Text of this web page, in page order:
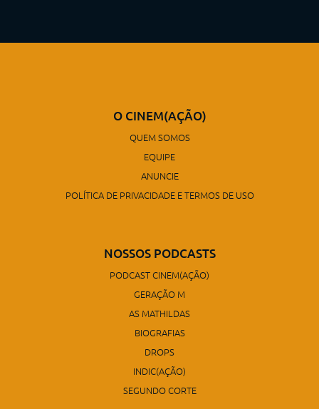
O CINEM(AÇÃO)
QUEM SOMOS
EQUIPE
ANUNCIE
POLÍTICA DE PRIVACIDADE E TERMOS DE USO
NOSSOS PODCASTS
PODCAST CINEM(AÇÃO)
GERAÇÃO M
AS MATHILDAS
BIOGRAFIAS
DROPS
INDIC(AÇÃO)
SEGUNDO CORTE